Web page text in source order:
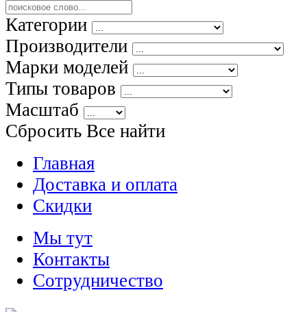
Категории
Производители
Марки моделей
Типы товаров
Масштаб
Сбросить Все найти
Главная
Доставка и оплата
Скидки
Мы тут
Контакты
Сотрудничество